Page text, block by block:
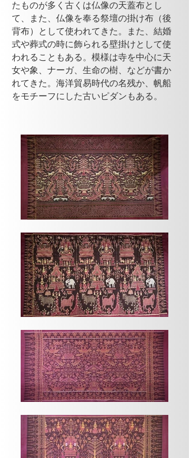
たものが多く古くは仏像の天蓋布とし
て、また、仏像を奉る祭壇の掛け布（後
背布）として使われてきた。また、結婚
式や葬式の時に飾られる壁掛けとして使
われることもある。模様は寺を中心に天
女や象、ナーガ、生命の樹、などが書か
れてきた。海洋貿易時代の名残か、帆船
をモチーフにした古いピダンもある。